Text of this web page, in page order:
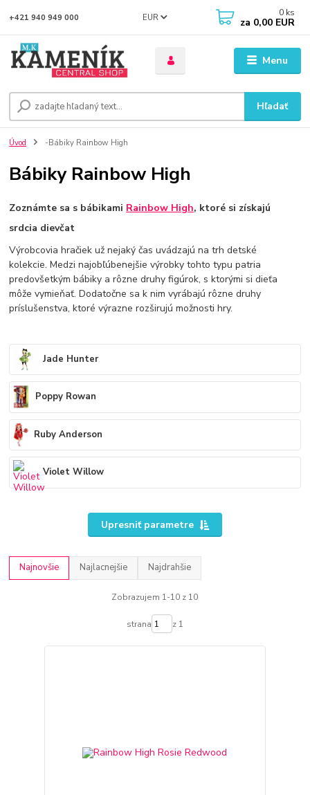
Menu
EUR
Hľadať
+421 940 949 000 0 ks
za 0,00 EUR
Úvod -Bábiky Rainbow High
Bábiky Rainbow High
Zoznámte sa s bábikami Rainbow High, ktoré si získajú
srdcia dievčat
Výrobcovia hračiek už nejaký čas uvádzajú na trh detské
kolekcie. Medzi najobľúbenejšie výrobky tohto typu patria
predovšetkým bábiky a rôzne druhy figúrok, s ktorými si dieťa
môže vymieňať. Dodatočne sa k nim vyrábajú rôzne druhy
príslušenstva, ktoré výrazne rozširujú možnosti hry.
Jade Hunter
Poppy Rowan
Ruby Anderson
Violet Willow
Upresniť parametre
Najnovšie Najlacnejšie Najdrahšie
Zobrazujem 1-10 z 10
strana z 1